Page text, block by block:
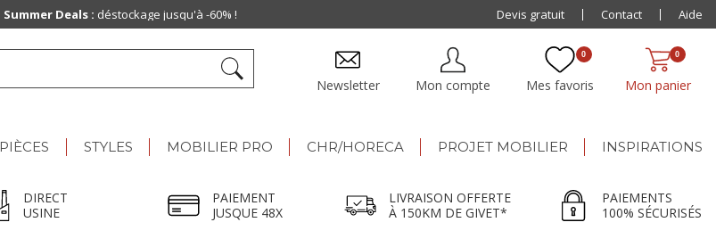
Mon panier
0
Mes favoris
0
Mon compte
Newsletter
PIÈCES STYLES MOBILIER PRO CHR/HORECA PROJET MOBILIER INSPIRATIONS
DIRECT
USINE
PAIEMENT
JUSQUE 48X
LIVRAISON OFFERTE
À 150KM DE GIVET*
PAIEMENTS
100% SÉCURISÉS
Paiement jusqu'à48x Livraison offerte dès 500€ jusqu'à 150km de Givet
Devis gratuit Contact Aide